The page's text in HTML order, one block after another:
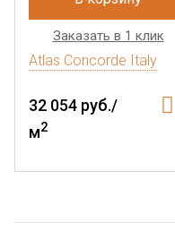
Заказать в 1 клик
Atlas Concorde Italy
32 054 руб./
м2